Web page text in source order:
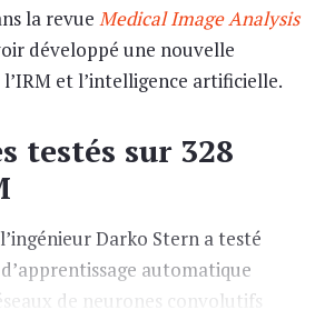
la revue Medical Image Analysis
développé une nouvelle
et l’intelligence artificielle.
testés sur 328
Darko Stern a testé
automatique
de neurones convolutifs